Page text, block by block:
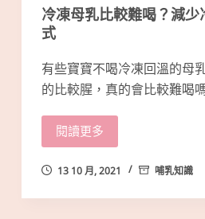
冷凍母乳比較難喝？減
式
有些寶寶不喝冷凍回溫的母
的比較腥，真的會比較難喝
閱讀更多
13 10 月, 2021 哺乳知識